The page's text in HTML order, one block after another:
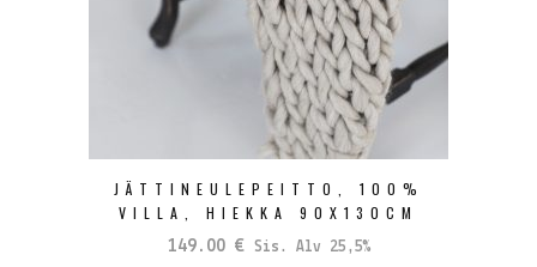
JÄTTINEULEPEITTO, 100%
VILLA, HIEKKA 90X130CM
149.00 € Sis. Alv 25,5%